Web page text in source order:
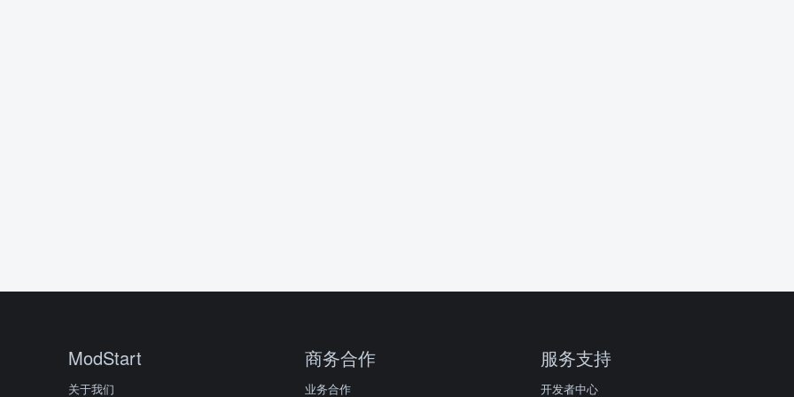
ModStart
关于我们
商务合作
业务合作
服务支持
开发者中心